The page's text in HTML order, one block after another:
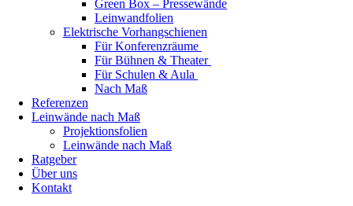
Green Box – Pressewände
Leinwandfolien
Elektrische Vorhangschienen
Für Konferenzräume
Für Bühnen & Theater
Für Schulen & Aula
Nach Maß
Referenzen
Leinwände nach Maß
Projektionsfolien
Leinwände nach Maß
Ratgeber
Über uns
Kontakt